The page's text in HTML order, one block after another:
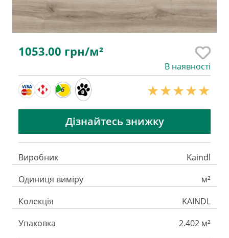
1053.00 грн/м²
В наявності
6
Дізнайтесь знижку
Виробник
Kaindl
Одиниця виміру
м²
Колекція
KAINDL
Упаковка
2.402 м²